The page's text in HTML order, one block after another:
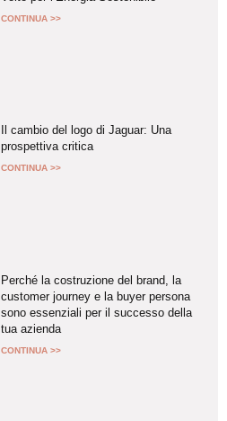
CONTINUA >>
Il cambio del logo di Jaguar: Una
prospettiva critica
CONTINUA >>
Perché la costruzione del brand, la
customer journey e la buyer persona
sono essenziali per il successo della
tua azienda
CONTINUA >>